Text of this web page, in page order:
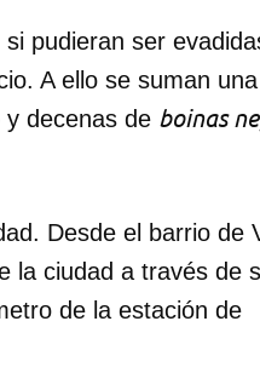
pudieran ser
A ello se suman
decenas de boinas
Desde el barrio de
la ciudad a través de
de la estación de